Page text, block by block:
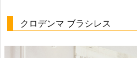
クロデンマ ブラシレス